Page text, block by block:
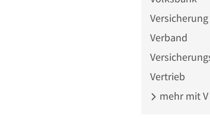
Versicherung
Verband
Vertrieb
mehr mit V